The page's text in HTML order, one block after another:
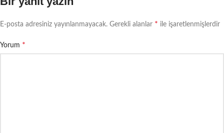
E-posta adresiniz yayınlanmayacak. Gerekli alanlar * ile işaretlenmişlerdir
Yorum *